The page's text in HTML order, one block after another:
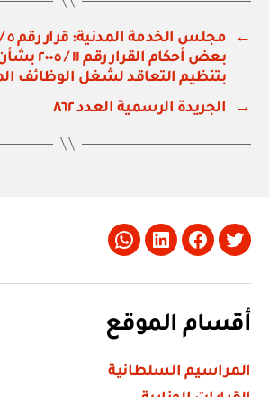
←
بعض أحكام
بتنظيم التعاقد لشغل الوظائف
→
الجريدة الرسمية العدد ٨٦٢
Twitter
Facebook
LinkedIn
Whatsapp
أقسام الموقع
المراسيم السلطانية